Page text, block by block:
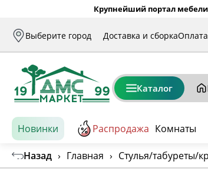
Крупнейший портал
Выберите город Доставка и сборкаОплата
Каталог
Новинки Распродажа Комнаты
Назад › Главная › Стулья/табуреты/